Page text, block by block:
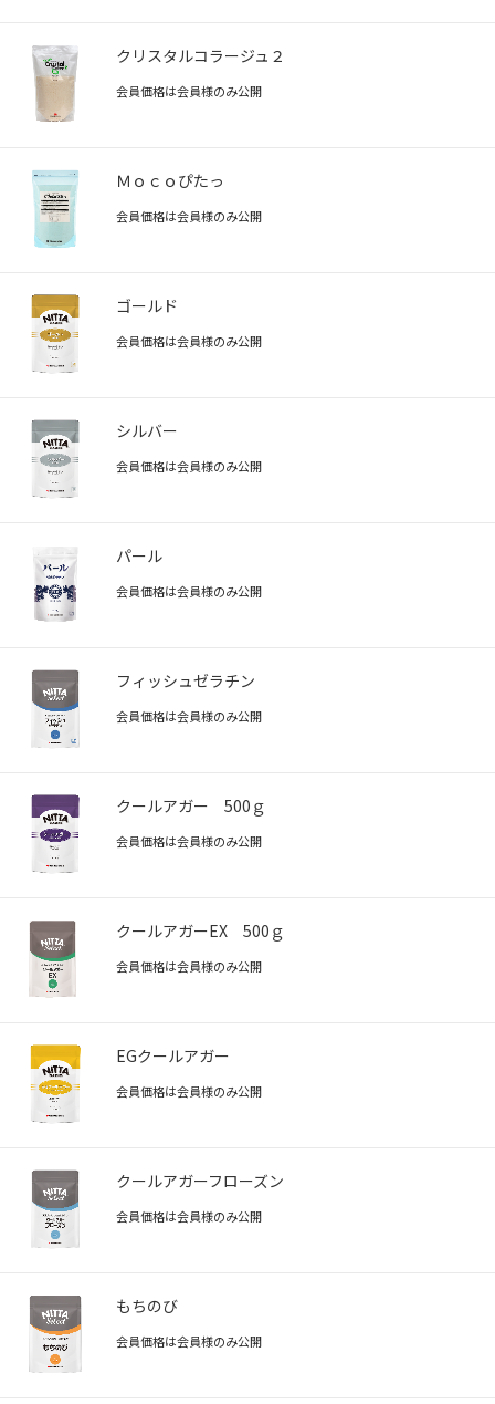
クリスタルコラージュ２
会員価格は会員様のみ公開
Ｍｏｃｏぴたっ
会員価格は会員様のみ公開
ゴールド
会員価格は会員様のみ公開
シルバー
会員価格は会員様のみ公開
パール
会員価格は会員様のみ公開
フィッシュゼラチン
会員価格は会員様のみ公開
クールアガー 500ｇ
会員価格は会員様のみ公開
クールアガーEX 500ｇ
会員価格は会員様のみ公開
EGクールアガー
会員価格は会員様のみ公開
クールアガーフローズン
会員価格は会員様のみ公開
もちのび
会員価格は会員様のみ公開